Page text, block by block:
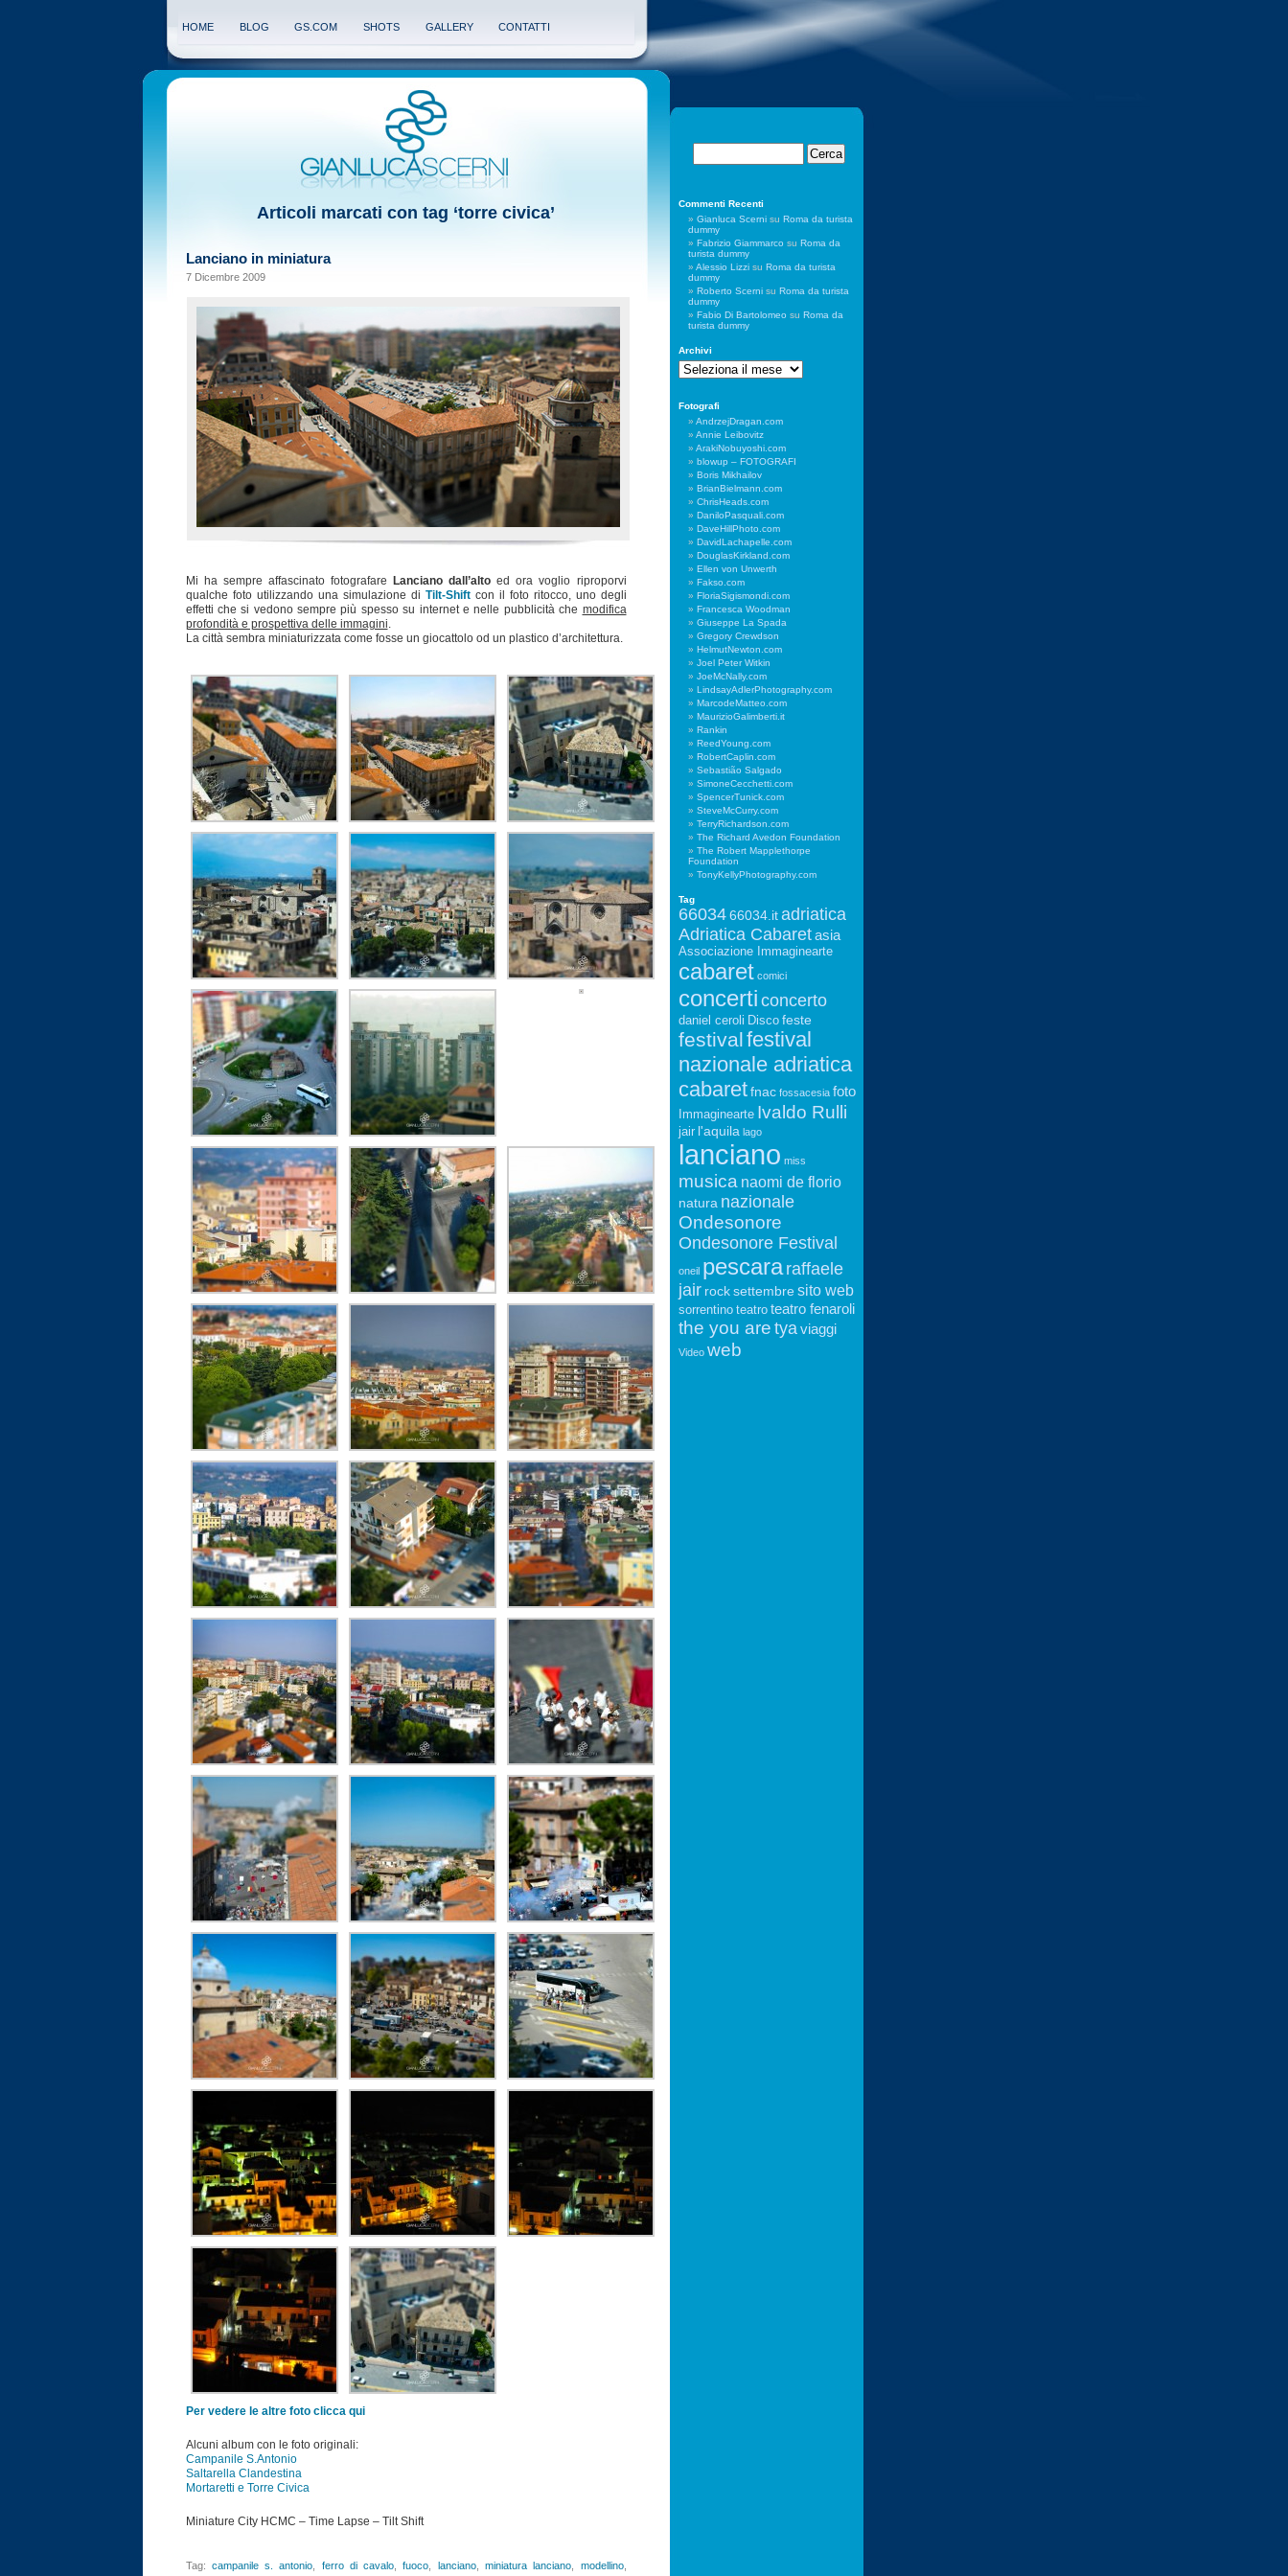
HOME BLOG GS.COM SHOTS GALLERY CONTATTI
Articoli marcati con tag ‘torre civica’
Lanciano in miniatura
7 Dicembre 2009
Mi ha sempre affascinato fotografare Lanciano dall’alto ed ora voglio riproporvi
qualche foto utilizzando una simulazione di Tilt-Shiftcon il foto ritocco, uno degli
effetti che si vedono sempre più spesso su internet e nelle pubblicità che modifica
profondità e prospettiva delle immagini
La città sembra miniaturizzata come fosse un giocattolo od un plastico d’architettura.
Per vedere le altre foto clicca qui
Alcuni album con le foto originali:
Campanile S.Antonio
Saltarella Clandestina
Mortaretti e Torre Civica
Miniature City HCMC – Time Lapse – Tilt Shift
Tag: campanile s. antonio ferro di cavalo ,fuoco lanciano, miniatura lanciano modellino,
Commenti Recenti
Gianluca Scernisu Roma da turista
dummy
Fabrizio Giammarco su Roma da
turista dummy
Alessio Lizzisu Roma da turista
dummy
Roberto Scernisu Roma da turista
dummy
Fabio Di Bartolomeo su Roma da
turista dummy
Archivi
Archivi
Fotografi
AndrzejDragan.com
Annie Leibovitz
ArakiNobuyoshi.com
blowup – FOTOGRAFI
Boris Mikhailov
BrianBielmann.com
ChrisHeads.com
DaniloPasquali.com
DaveHillPhoto.com
DavidLachapelle.com
DouglasKirkland.com
Ellen von Unwerth
Fakso.com
FloriaSigismondi.com
Francesca Woodman
Giuseppe La Spada
Gregory Crewdson
HelmutNewton.com
Joel Peter Witkin
JoeMcNally.com
LindsayAdlerPhotography.com
MarcodeMatteo.com
MaurizioGalimberti.it
Rankin
ReedYoung.com
RobertCaplin.com
Sebastião Salgado
SimoneCecchetti.com
SpencerTunick.com
SteveMcCurry.com
TerryRichardson.com
The Richard Avedon Foundation
The Robert Mapplethorpe
Foundation
TonyKellyPhotography.com
Tag
66034 66034.it adriatica
Adriatica Cabaret asia
Associazione Immaginearte
cabaret comici
concerti concerto
daniel ceroli Disco feste
festivalfestival
nazionale adriatica
cabaret fnac fossacesia foto
Immaginearte Ivaldo Rulli
jair l'aquila lago
lanciano miss
musica naomi de florio
natura nazionale
Ondesonore
Ondesonore Festival
oneil pescara raffaele
jair rock settembre sito web
sorrentino teatro teatro fenaroli
the you are tya viaggi
Video web